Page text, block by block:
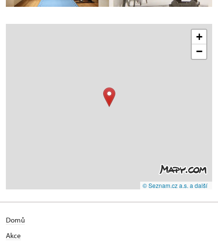
+
−
© Seznam.cz a.s. a další
Domů
Akce